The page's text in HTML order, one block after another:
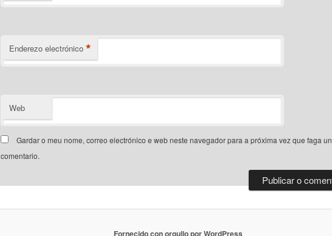
Enderezo electrónico *
Web
Gardar o meu nome, correo electrónico e web neste navegador para a próxima vez que faga un
comentario.
Fornecido con orgullo por WordPress